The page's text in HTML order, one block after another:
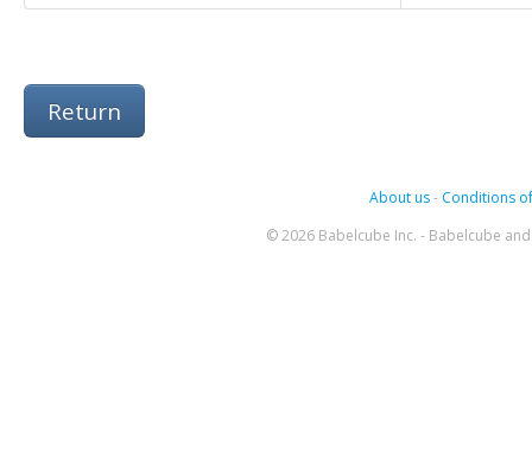
Return
About us- Conditions
© 2026 Babelcube Inc. - Babelcube